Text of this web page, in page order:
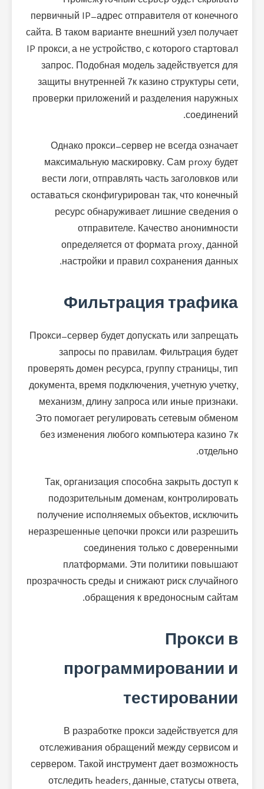
первичный IP-адрес отправителя от конечного
сайта. В таком варианте внешний узел получает
IP прокси, а не устройство, с которого стартовал
запрос. Подобная модель задействуется для
защиты внутренней 7к казино структуры сети,
проверки приложений и разделения наружных
соединений.
Однако прокси-сервер не всегда означает
максимальную маскировку. Сам proxy будет
вести логи, отправлять часть заголовков или
оставаться сконфигурирован так, что конечный
ресурс обнаруживает лишние сведения о
отправителе. Качество анонимности
определяется от формата proxy, данной
настройки и правил сохранения данных.
Фильтрация трафика
Прокси-сервер будет допускать или запрещать
запросы по правилам. Фильтрация будет
проверять домен ресурса, группу страницы, тип
документа, время подключения, учетную учетку,
механизм, длину запроса или иные признаки.
Это помогает регулировать сетевым обменом
без изменения любого компьютера казино 7к
отдельно.
Так, организация способна закрыть доступ к
подозрительным доменам, контролировать
получение исполняемых объектов, исключить
неразрешенные цепочки прокси или разрешить
соединения только с доверенными
платформами. Эти политики повышают
прозрачность среды и снижают риск случайного
обращения к вредоносным сайтам.
Прокси в
программировании и
тестировании
В разработке прокси задействуется для
отслеживания обращений между сервисом и
сервером. Такой инструмент дает возможность
отследить headers, данные, статусы ответа,